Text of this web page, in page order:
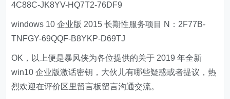
4C88C-JK8YV-HQ7T2-76DF9
windows 10 企业版 2015 长期性服务项目 N：2F77B-
TNFGY-69QQF-B8YKP-D69TJ
OK，以上便是暴风侠为各位提供的关于 2019 年全新
win10 企业版激话密钥，大伙儿有哪些疑惑或者提议，热
烈欢迎在评价区里留言板留言沟通交流。